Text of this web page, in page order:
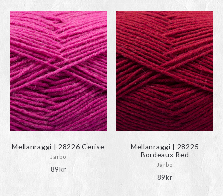
Mellanraggi | 28226 Cerise
Järbo
89kr
Mellanraggi | 28225
Bordeaux Red
Järbo
89kr